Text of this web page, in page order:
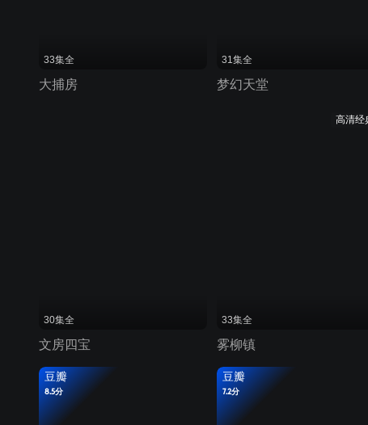
33集全
大捕房
31集全
梦幻天堂
30集全
文房四宝
高清经
33集全
雾柳镇
豆瓣
8.5分
豆瓣
7.2分